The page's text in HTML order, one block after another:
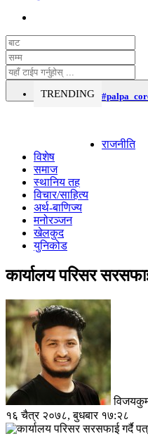
TRENDING
राजनीति
विशेष
समाज
स्थानिय तह
विचार/साहित्य
अर्थ-बाणिज्य
मनोरञ्जन
खेलकुद
युनिकोड
कार्यालय परिसर
१६ चैत्र २०७८, बुधबार १७:२८